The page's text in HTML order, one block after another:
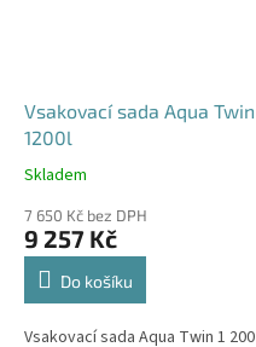
Vsakovací sada Aqua Twin
1200l
Průměrné
produktu
je
5,0
hvězdiček.
Skladem
7 650 Kč bez DPH
9 257 Kč
Do košíku
Vsakovací sada Aqua Twin 1 200